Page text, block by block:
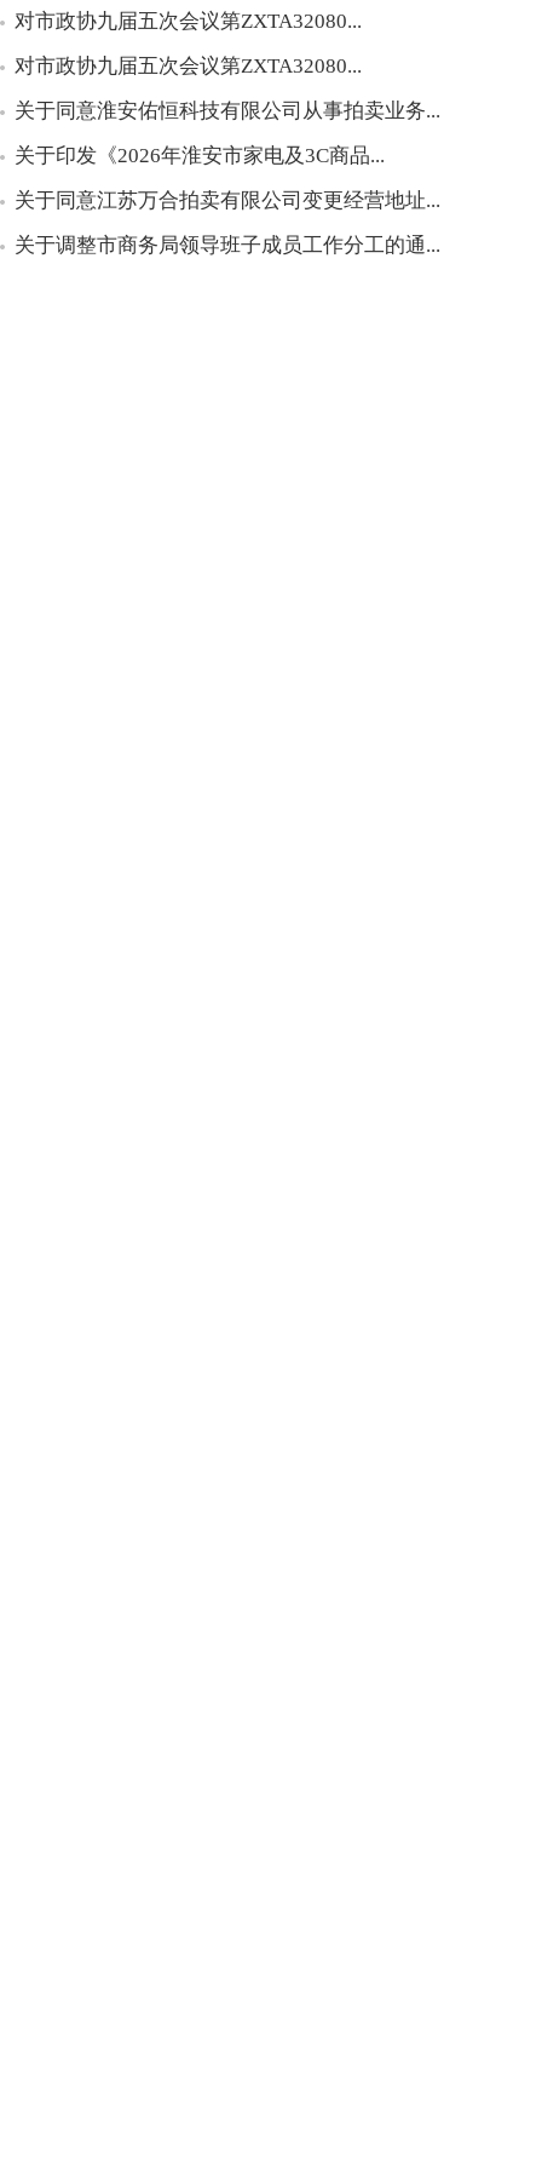
对市政协九届五次会议第ZXTA32080...
对市政协九届五次会议第ZXTA32080...
关于同意淮安佑恒科技有限公司从事拍卖业务...
关于印发《2026年淮安市家电及3C商品...
关于同意江苏万合拍卖有限公司变更经营地址...
关于调整市商务局领导班子成员工作分工的通...